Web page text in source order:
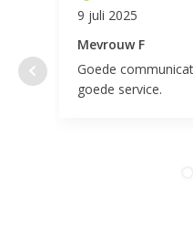
9 juli 2025
Mevrouw F
Goede
goede service.